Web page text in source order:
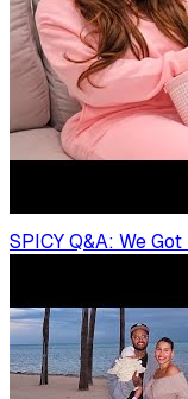
SPICY Q&A: We Got